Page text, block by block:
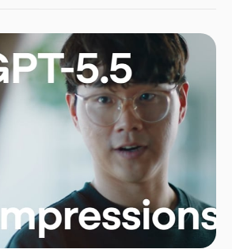
전 알파고 대국으로 AI의 엄청난 잠재력을 전
민국의 협업이라는 점에서 상징성이 큽니다.
대에서 이재명 대통령을 면담하고 삼성전자·SK·
영진과도 연쇄 회동했습니다.허사비스 CEO의 한국
구글 포 코리아 2026(Google for Korea 2026)로
에서 알파고 대국의 또 다른 주인공인 이세돌
시 서울로: 미래가 시작된 곳’을 주제로 진행된 두
판 위에서 시작된 AI 혁명이 어디까지 왔는지